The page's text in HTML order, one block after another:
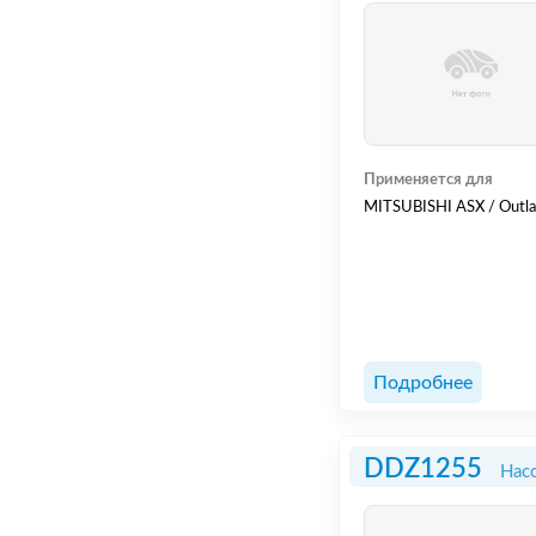
Применяется для
MITSUBISHI ASX /
Подробнее
DDZ1255